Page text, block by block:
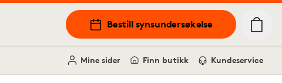
Bestill synsundersøkelse
Mine sider Finn butikk Kundeservice